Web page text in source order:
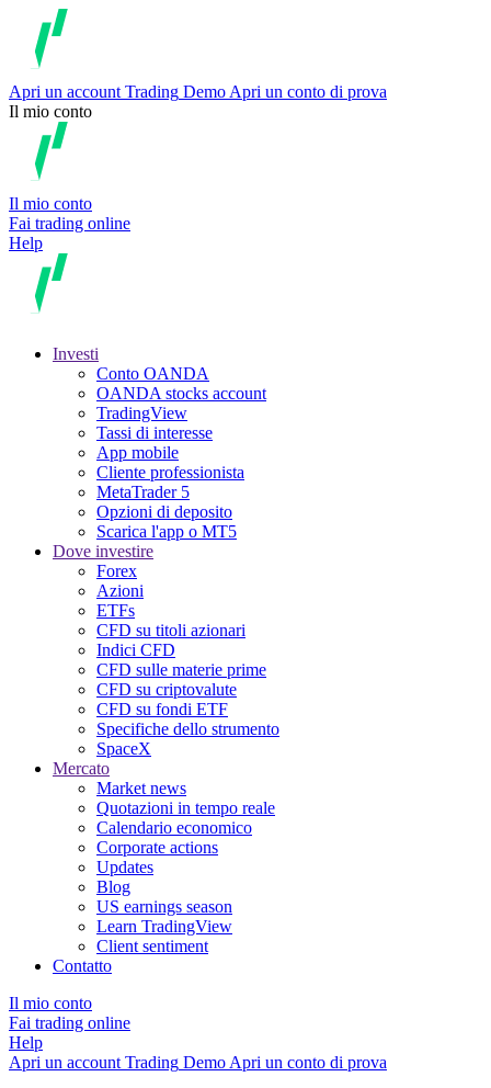
Apri un account Trading Demo Apri un conto di prova
Il mio conto
Il mio conto
Fai trading online
Help
Investi
Conto OANDA
OANDA stocks account
TradingView
Tassi di interesse
App mobile
Cliente professionista
MetaTrader 5
Opzioni di deposito
Scarica l'app o MT5
Dove investire
Forex
Azioni
ETFs
CFD su titoli azionari
Indici CFD
CFD sulle materie prime
CFD su criptovalute
CFD su fondi ETF
Specifiche dello strumento
SpaceX
Mercato
Market news
Quotazioni in tempo reale
Calendario economico
Corporate actions
Updates
Blog
US earnings season
Learn TradingView
Client sentiment
Contatto
Il mio conto
Fai trading online
Help
Apri un account Trading Demo Apri un conto di prova